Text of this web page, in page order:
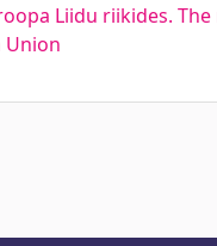
Liidu riikides.
Union